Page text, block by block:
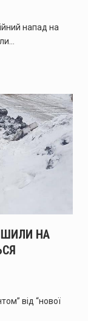
напад на
НА
від “нової